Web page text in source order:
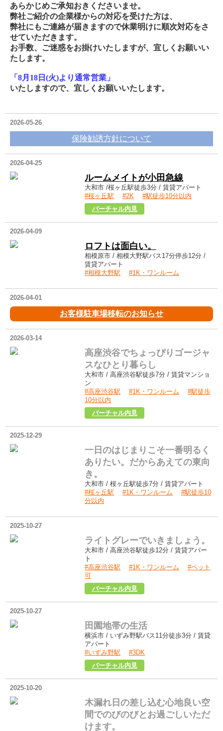
あらかじめご承知おきくださいませ。
弊社ご紹介の企業様からの対応を受けた方は、
弊社にもご連絡が届きますので休業明けに順次対応をさ
せていただきます。
お手数、ご迷惑をお掛けいたしますが、宜しくお願いい
たします。
「8月18日(火)より通常営業」
いたしますので、宜しくお願いいたします。
2026-05-26
保険勧誘方針について
2026-04-25
ルームメイトが小田急線
大和市 /桜ヶ丘駅徒歩3分 / 賃貸アパート
#桜ヶ丘駅
#2K
#駅徒歩10分以内
バーチャル内見
2026-04-09
ロフトは面白い。
相模原市 / 相模大野駅バス17分停歩12分 /
賃貸アパート
#相模大野駅
#1K・ワンルーム
2026-04-01
お客様駐車場移転のお知らせ
2026-03-14
高座渋谷でちょっぴりゴージャ
スなひとり暮らし
大和市 / 高座渋谷駅徒歩7分 / 賃貸マンショ
ン
#高座渋谷駅
#1K・ワンルーム
#駅徒歩
10分以内
バーチャル内見
2025-12-29
一日のはじまりこそ一番明るく
ありたい。だからあえての東向
き。
大和市 / 桜ヶ丘駅徒歩7分 / 賃貸アパート
#桜ヶ丘駅
#1K・ワンルーム
#駅徒歩10
分以内
2025-10-27
ライトグレーでいきましょう。
大和市 / 高座渋谷駅徒歩12分 / 賃貸アパー
ト
#高座渋谷駅
#1K・ワンルーム
#ペット
可
バーチャル内見
2025-10-27
田園地帯の生活
横浜市 / いずみ野駅バス11分徒歩3分 / 賃貸
アパート
#いずみ野駅
#3DK
バーチャル内見
2025-10-20
木漏れ日の差し込む心地良い空
間でのびのびとお過ごしいただ
けます。